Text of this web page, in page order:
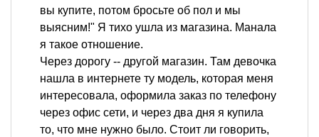
вы купите, потом бросьте об пол и мы
выясним!" Я тихо ушла из магазина. Манала
я такое отношение.
Через дорогу -- другой магазин. Там девочка
нашла в интернете ту модель, которая меня
интересовала, оформила заказ по телефону
через офис сети, и через два дня я купила
то, что мне нужно было. Стоит ли говорить,